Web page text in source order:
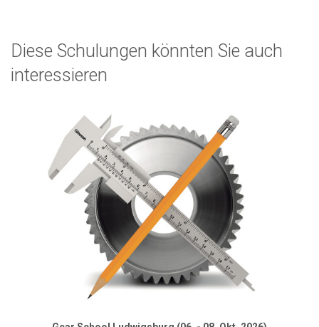
Diese Schulungen könnten Sie auch
interessieren